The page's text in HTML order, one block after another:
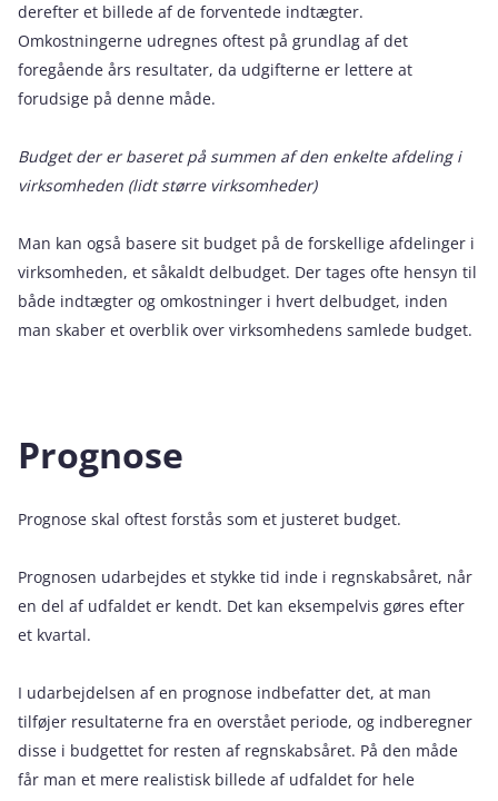
derefter et billede af de forventede indtægter.
Omkostningerne udregnes oftest på grundlag af det
foregående års resultater, da udgifterne er lettere at
forudsige på denne måde.
Budget der er baseret på summen af den enkelte afdeling i
virksomheden (lidt større virksomheder)
Man kan også basere sit budget på de forskellige afdelinger i
virksomheden, et såkaldt delbudget. Der tages ofte hensyn til
både indtægter og omkostninger i hvert delbudget, inden
man skaber et overblik over virksomhedens samlede budget.
Prognose
Prognose skal oftest forstås som et justeret budget.
Prognosen udarbejdes et stykke tid inde i regnskabsåret, når
en del af udfaldet er kendt. Det kan eksempelvis gøres efter
et kvartal.
I udarbejdelsen af en prognose indbefatter det, at man
tilføjer resultaterne fra en overstået periode, og indberegner
disse i budgettet for resten af regnskabsåret. På den måde
får man et mere realistisk billede af udfaldet for hele